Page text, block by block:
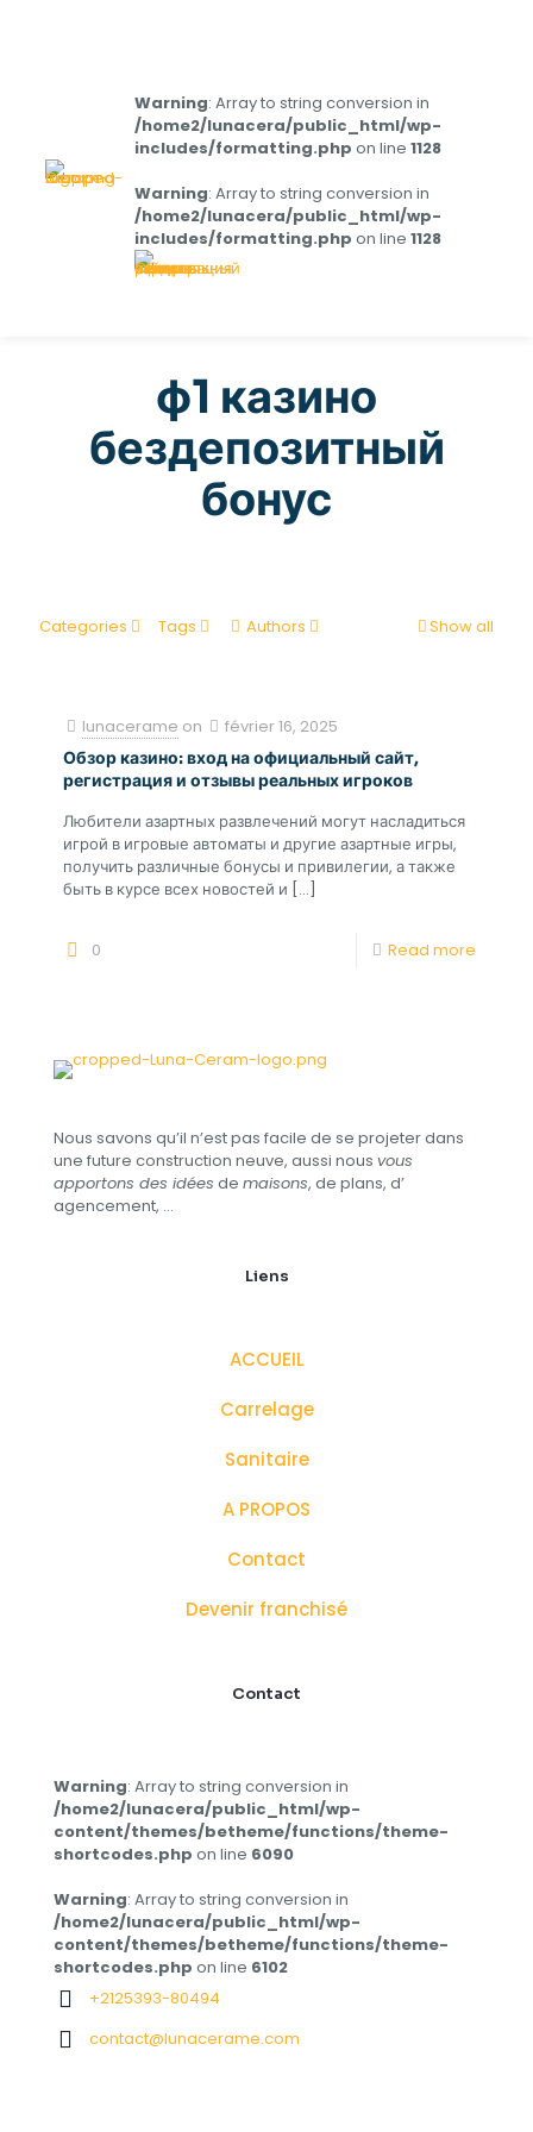
Warning: Array to string conversion in
/home2/lunacera/public_html/wp-
includes/formatting.php on line 1128
Warning: Array to string conversion in
/home2/lunacera/public_html/wp-
includes/formatting.php on line 1128
ф1 казино
бездепозитный
бонус
Categories Tags Authors Show all
lunacerame on février 16, 2025
Обзор казино: вход на официальный сайт,
регистрация и отзывы реальных игроков
Любители азартных развлечений могут насладиться
игрой в игровые автоматы и другие азартные игры,
получить различные бонусы и привилегии, а также
быть в курсе всех новостей и […]
0 Read more
Nous savons qu’il n’est pas facile de se projeter dans
une future construction neuve, aussi nous vous
apportons des idées de maisons, de plans, d’​
agencement, …
Liens
ACCUEIL
Carrelage
Sanitaire
A PROPOS
Contact
Devenir franchisé
Contact
Warning: Array to string conversion in
/home2/lunacera/public_html/wp-
content/themes/betheme/functions/theme-
shortcodes.php on line 6090
Warning: Array to string conversion in
/home2/lunacera/public_html/wp-
content/themes/betheme/functions/theme-
shortcodes.php on line 6102
+2125393-80494
contact@lunacerame.com